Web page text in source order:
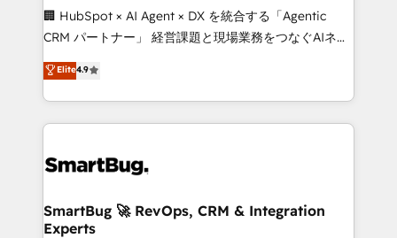
around your business, not a template. ➤ Migration:
Move from any legacy CRM. Zero downtime, full data
run your revenue process. Sales, marketing, and
service wired together. ➤ AI and Integrations: Layer
tune-ups, feature rollouts, adoption coaching. Buying
HubSpot, switching to it, or reviving a stale portal?
We are built for the work.
🏢 HubSpot × AI Agent × DX を統合する「Agentic
CRM パートナー」 経営課題と現場業務をつなぐAIネイ
ティブ・エージェンシーとして、HubSpot Eliteの実装
力で顧客フロント業務を再設計します。 💡 100inc は何
をする会社か？ HubSpotを共通基盤に、AIエージェン
トを組み込んだ顧客フロント業務（マーケティング・営
ィブ・エージェンシーです。事業部・グループ会社・部
を、CRMを軸とした全社共通基盤に再構築します。意
思決定者・PMO・現場担当者に並走します。 1️⃣
Elite4.9
SmartBug 🚀 RevOps, CRM & Integration
Experts